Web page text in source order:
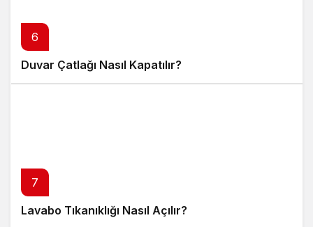
6
Duvar Çatlağı Nasıl Kapatılır?
7
Lavabo Tıkanıklığı Nasıl Açılır?